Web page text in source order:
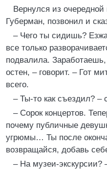
Вернулся из очередной
Губерман, позвонил и
– Чего ты сидишь?
все только
подвалила.
остен, – говорит. – Гот
всего.
– Ты-то как съездил? –
– Сорок концертов.
почему публичные
угрюмы… Ты после
возвращайся, добавь
– На музеи-